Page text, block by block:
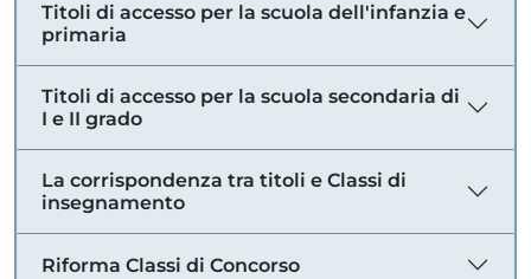
Titoli di accesso per la scuola dell'infanzia e
primaria
Titoli di accesso per la scuola secondaria di
I e II grado
La corrispondenza tra titoli e Classi di
insegnamento
Riforma Classi di Concorso